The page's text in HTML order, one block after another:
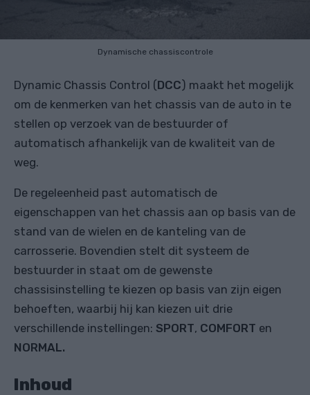
Dynamische chassiscontrole
Dynamic Chassis Control (DCC) maakt het mogelijk
om de kenmerken van het chassis van de auto in te
stellen op verzoek van de bestuurder of
automatisch afhankelijk van de kwaliteit van de
weg.
De regeleenheid past automatisch de
eigenschappen van het chassis aan op basis van de
stand van de wielen en de kanteling van de
carrosserie. Bovendien stelt dit systeem de
bestuurder in staat om de gewenste
chassisinstelling te kiezen op basis van zijn eigen
behoeften, waarbij hij kan kiezen uit drie
verschillende instellingen: SPORT, COMFORT en
NORMAL.
Inhoud